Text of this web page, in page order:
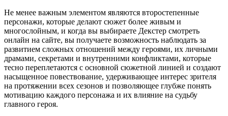
Не менее важным элементом являются второстепенные
персонажи, которые делают сюжет более живым и
многослойным, и когда вы выбираете Декстер смотреть
онлайн на сайте, вы получаете возможность наблюдать за
развитием сложных отношений между героями, их личными
драмами, секретами и внутренними конфликтами, которые
тесно переплетаются с основной сюжетной линией и создают
насыщенное повествование, удерживающее интерес зрителя
на протяжении всех сезонов и позволяющее глубже понять
мотивацию каждого персонажа и их влияние на судьбу
главного героя.